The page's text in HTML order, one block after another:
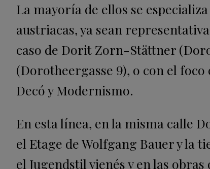
La mayoría de ellos se
austriacas, ya sean
caso de Dorit Zorn-Stättner
(Dorotheergasse 9), o con el
Decó y Modernismo.
En esta línea, en la misma calle
el Etage de Wolfgang Bauer y la
el Jugendstil vienés y en las